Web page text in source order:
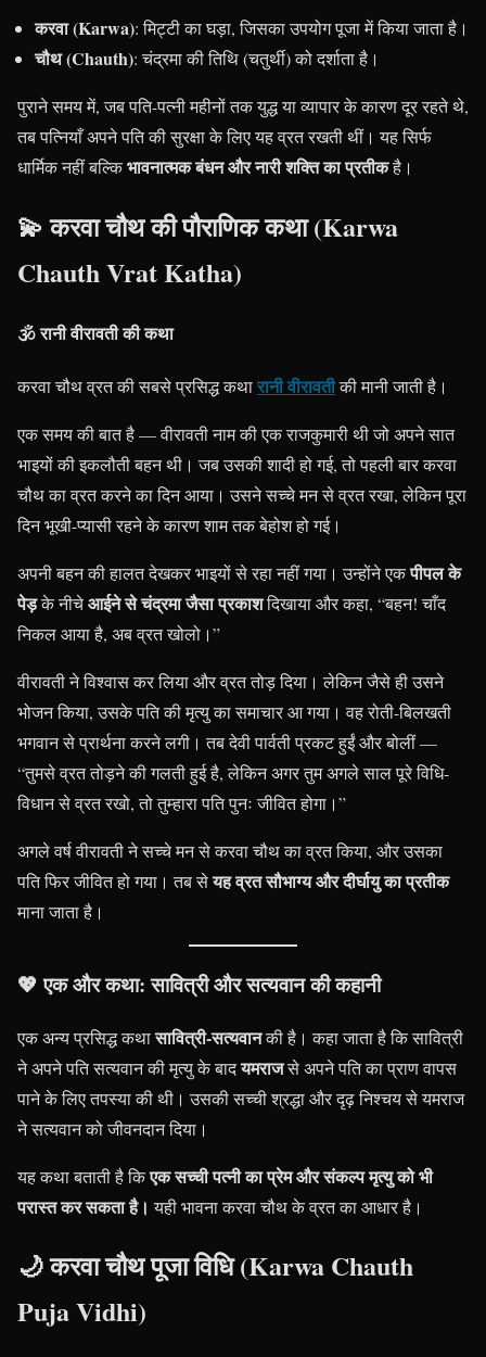
करवा (Karwa): मिट्टी का घड़ा, जिसका उपयोग पूजा में किया जाता है।
चौथ (Chauth): चंद्रमा की तिथि (चतुर्थी) को दर्शाता है।
पुराने समय में, जब पति-पत्नी महीनों तक युद्ध या व्यापार के कारण दूर रहते थे,
तब पत्नियाँ अपने पति की सुरक्षा के लिए यह व्रत रखती थीं। यह सिर्फ
धार्मिक नहीं बल्किभावनात्मक बंधन और नारी शक्ति का प्रतीकहै।
💫 करवा चौथ की पौराणिक कथा (Karwa
Chauth Vrat Katha)
🕉️ रानी वीरावती की कथा
करवा चौथ व्रत की सबसे प्रसिद्ध कथारानी वीरावतीकी मानी जाती है।
एक समय की बात है — वीरावती नाम की एक राजकुमारी थी जो अपने सात
भाइयों की इकलौती बहन थी। जब उसकी शादी हो गई, तो पहली बार करवा
चौथ का व्रत करने का दिन आया। उसने सच्चे मन से व्रत रखा, लेकिन पूरा
दिन भूखी-प्यासी रहने के कारण शाम तक बेहोश हो गई।
अपनी बहन की हालत देखकर भाइयों से रहा नहीं गया। उन्होंने एकपीपल के
पेड़के नीचेआईने से चंद्रमा जैसा प्रकाशदिखाया और कहा, “बहन! चाँद
निकल आया है, अब व्रत खोलो।”
वीरावती ने विश्वास कर लिया और व्रत तोड़ दिया। लेकिन जैसे ही उसने
भोजन किया, उसके पति की मृत्यु का समाचार आ गया। वह रोती-बिलखती
भगवान से प्रार्थना करने लगी। तब देवी पार्वती प्रकट हुईं और बोलीं —
“तुमसे व्रत तोड़ने की गलती हुई है, लेकिन अगर तुम अगले साल पूरे विधि-
विधान से व्रत रखो, तो तुम्हारा पति पुनः जीवित होगा।”
अगले वर्ष वीरावती ने सच्चे मन से करवा चौथ का व्रत किया, और उसका
पति फिर जीवित हो गया। तब सेयह व्रत सौभाग्य और दीर्घायु का प्रतीक
माना जाता है।
💖 एक और कथा: सावित्री और सत्यवान की कहानी
एक अन्य प्रसिद्ध कथासावित्री-सत्यवानकी है। कहा जाता है कि सावित्री
ने अपने पति सत्यवान की मृत्यु के बादयमराजसे अपने पति का प्राण वापस
पाने के लिए तपस्या की थी। उसकी सच्ची श्रद्धा और दृढ़ निश्चय से यमराज
ने सत्यवान को जीवनदान दिया।
यह कथा बताती है किएक सच्ची पत्नी का प्रेम और संकल्प मृत्यु को भी
परास्त कर सकता है। यही भावना करवा चौथ के व्रत का आधार है।
🌙 करवा चौथ पूजा विधि (Karwa Chauth
Puja Vidhi)